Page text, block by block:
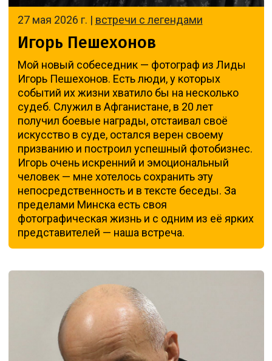
27 мая 2026 г. | встречи с легендами
Игорь Пешехонов
Мой новый собеседник — фотограф из Лиды
Игорь Пешехонов. Есть люди, у которых
событий их жизни хватило бы на несколько
судеб. Служил в Афганистане, в 20 лет
получил боевые награды, отстаивал своё
искусство в суде, остался верен своему
призванию и построил успешный фотобизнес.
Игорь очень искренний и эмоциональный
человек — мне хотелось сохранить эту
непосредственность и в тексте беседы. За
пределами Минска есть своя
фотографическая жизнь и с одним из её ярких
представителей — наша встреча.